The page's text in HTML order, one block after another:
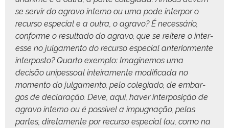
se servir do agra­vo inter­no ou uma pode inter­por o
recur­so espe­cial e a out­ra, o agra­vo? É necessário,
con­forme o resul­ta­do do agra­vo, que se reit­ere o inter­
esse no jul­ga­men­to do recur­so espe­cial ante­ri­or­mente
inter­pos­to? Quar­to exem­p­lo: Imag­inemos uma
decisão unipes­soal inteira­mente mod­i­fi­ca­da no
momen­to do jul­ga­men­to, pelo cole­gia­do, de embar­
gos de declar­ação. Deve, aqui, haver inter­posição de
agra­vo inter­no ou é pos­sív­el a impug­nação, pelas
partes, dire­ta­mente por recur­so espe­cial (ou, como na